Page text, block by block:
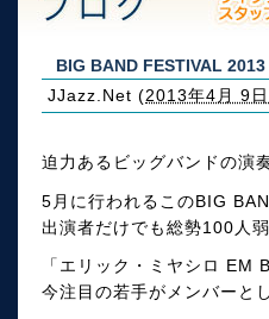
BIG BAND FESTIVAL
JJazz.Net (2013年4月 9
迫力あるビッグバンドの演
5月に行われるこのBIG
出演者だけでも総勢100人弱
「エリック・ミヤシロ EM
今注目の若手がメンバーと